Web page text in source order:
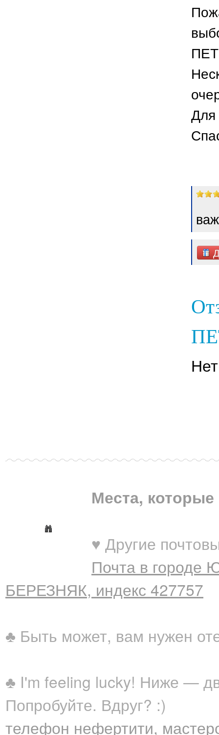
Для
Места, которые
♥ Другие
Почта в городе
БЕРЕЗНЯК, индекс 427757
♣ Быть может, вам нужен
♣ I'm feeling lucky! Ниже —
Попробуйте. Вдруг? :)
телефон нефертити,